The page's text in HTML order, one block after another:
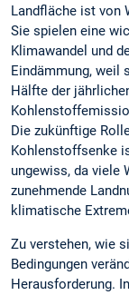
Landfläche ist von
Sie spielen eine
Klimawandel und
Eindämmung, weil
Hälfte der
Die zukünftige
Kohlenstoffsenke
ungewiss, da viele
zunehmende
klimatische
Zu verstehen, wie
Bedingungen
Herausforderung.